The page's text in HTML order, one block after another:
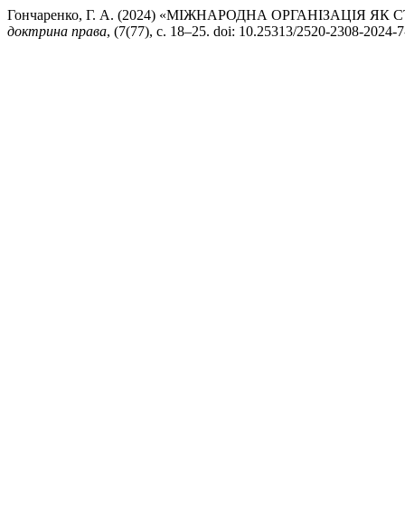
Гончаренко, Г. А. (2024) «МІЖНАРОДНА ОРГАНІЗАЦІЯ
доктрина права, (7(77), с. 18–25. doi: 10.25313/2520-2308-2024-